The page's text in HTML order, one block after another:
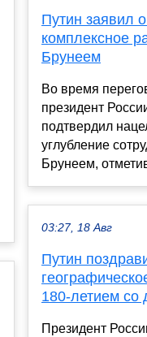
Путин заявил
комплексное
Брунеем
Во время
президент
подтвердил
углубление
Брунеем,
03:27, 18 Авг
Путин
180-летием со
Президент